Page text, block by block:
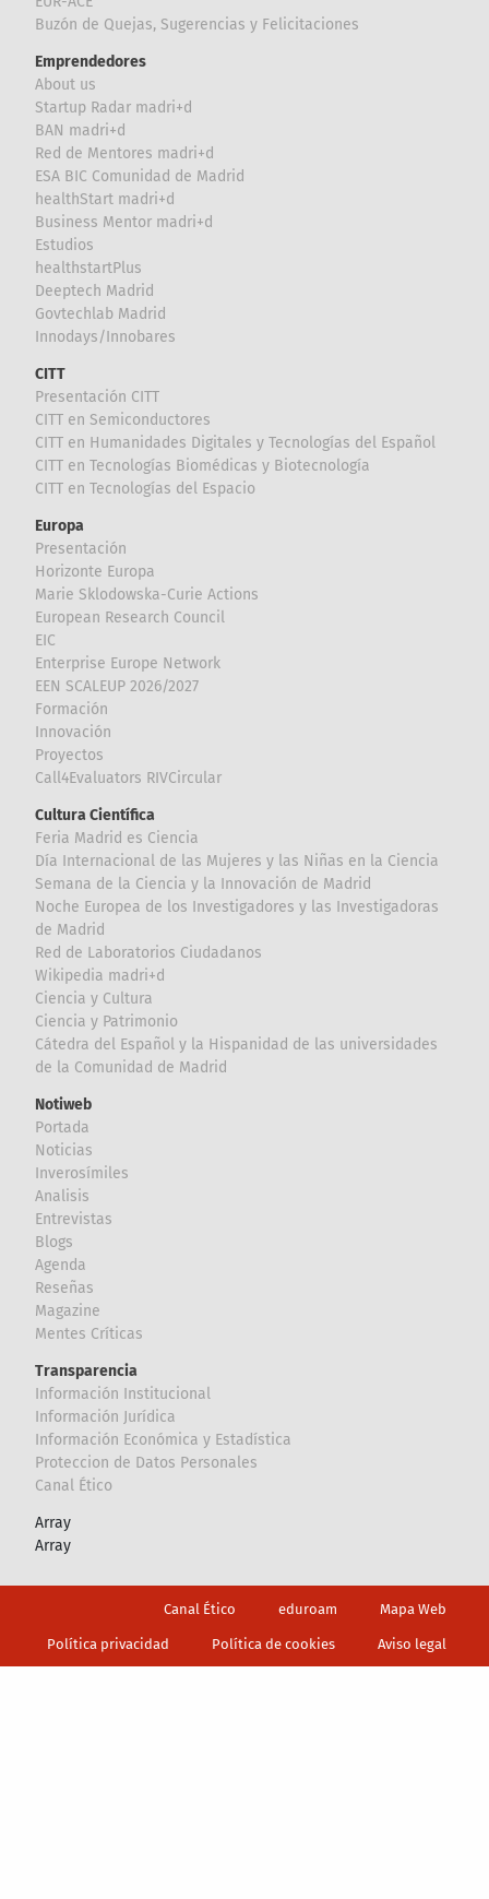
Buzón de Quejas, Sugerencias y Felicitaciones
Emprendedores
About us
Startup Radar madri+d
BAN madri+d
Red de Mentores madri+d
ESA BIC Comunidad de Madrid
healthStart madri+d
Business Mentor madri+d
Estudios
healthstartPlus
Deeptech Madrid
Govtechlab Madrid
Innodays/Innobares
CITT
Presentación CITT
CITT en Semiconductores
CITT en Humanidades Digitales y Tecnologías del Español
CITT en Tecnologías Biomédicas y Biotecnología
CITT en Tecnologías del Espacio
Europa
Presentación
Horizonte Europa
Marie Sklodowska-Curie Actions
European Research Council
EIC
Enterprise Europe Network
EEN SCALEUP 2026/2027
Formación
Innovación
Proyectos
Call4Evaluators RIVCircular
Cultura Científica
Feria Madrid es Ciencia
Día Internacional de las Mujeres y las Niñas en la Ciencia
Semana de la Ciencia y la Innovación de Madrid
Noche Europea de los Investigadores y las Investigadoras
de Madrid
Red de Laboratorios Ciudadanos
Wikipedia madri+d
Ciencia y Cultura
Ciencia y Patrimonio
Cátedra del Español y la Hispanidad de las universidades
de la Comunidad de Madrid
Notiweb
Portada
Noticias
Inverosímiles
Analisis
Entrevistas
Blogs
Agenda
Reseñas
Magazine
Mentes Críticas
Transparencia
Información Institucional
Información Jurídica
Información Económica y Estadística
Proteccion de Datos Personales
Canal Ético
Array
Array
Canal Ético eduroam Mapa Web
Política privacidad Política de cookies Aviso legal